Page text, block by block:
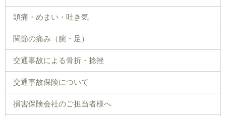
頭痛・めまい・吐き気
関節の痛み（腕・足）
交通事故による骨折・捻挫
交通事故保険について
損害保険会社のご担当者様へ